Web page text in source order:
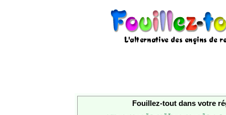
Fouillez-tout dans votre